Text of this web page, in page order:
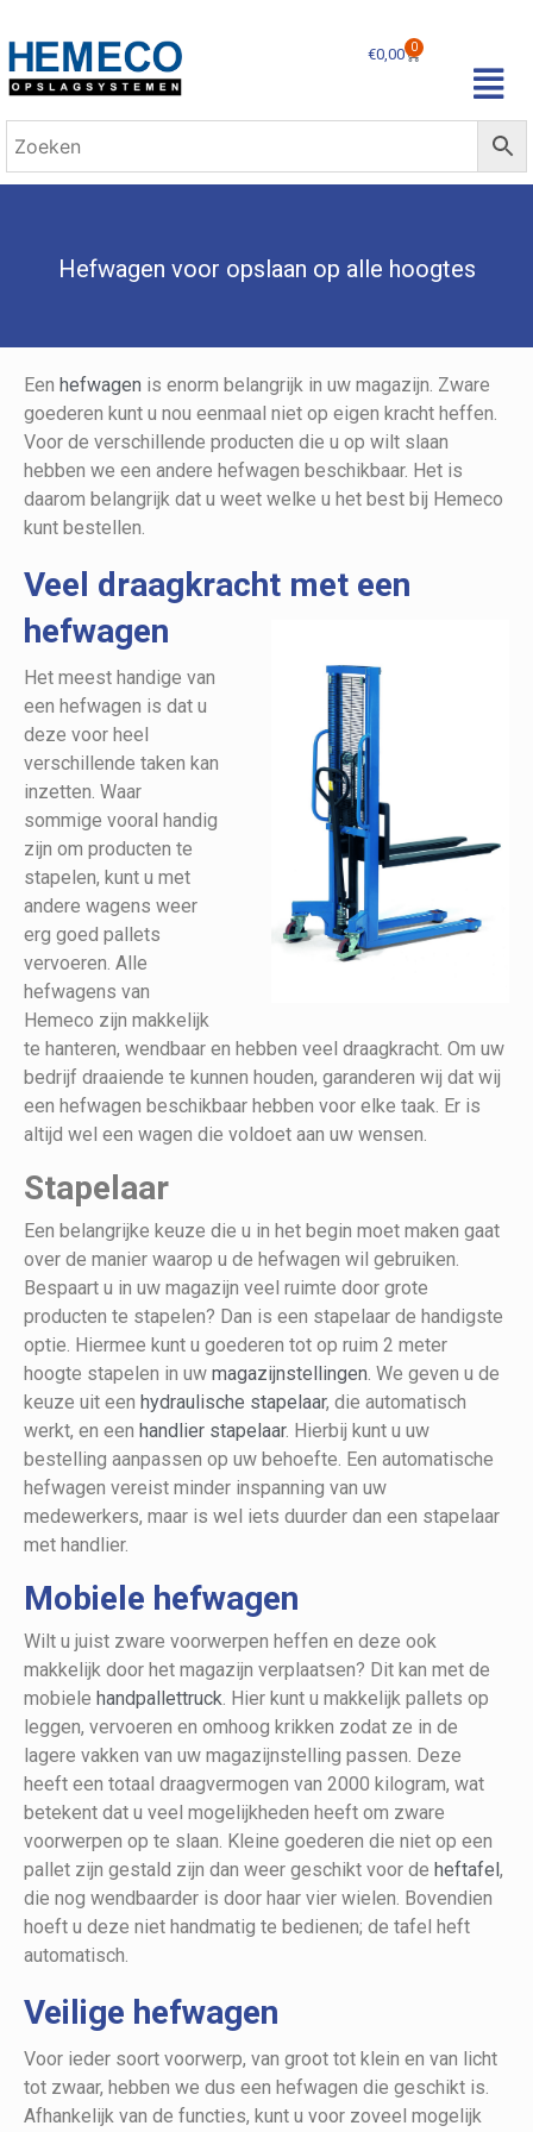
€0,00 0
Hefwagen voor opslaan op alle hoogtes
Een hefwagen is enorm belangrijk in uw magazijn. Zware
goederen kunt u nou eenmaal niet op eigen kracht heffen.
Voor de verschillende producten die u op wilt slaan
hebben we een andere hefwagen beschikbaar. Het is
daarom belangrijk dat u weet welke u het best bij Hemeco
kunt bestellen.
Veel draagkracht met een
hefwagen
Het meest handige van
een hefwagen is dat u
deze voor heel
verschillende taken kan
inzetten. Waar
sommige vooral handig
zijn om producten te
stapelen, kunt u met
andere wagens weer
erg goed pallets
vervoeren. Alle
hefwagens van
Hemeco zijn makkelijk
te hanteren, wendbaar en hebben veel draagkracht. Om uw
bedrijf draaiende te kunnen houden, garanderen wij dat wij
een hefwagen beschikbaar hebben voor elke taak. Er is
altijd wel een wagen die voldoet aan uw wensen.
Stapelaar
Een belangrijke keuze die u in het begin moet maken gaat
over de manier waarop u de hefwagen wil gebruiken.
Bespaart u in uw magazijn veel ruimte door grote
producten te stapelen? Dan is een stapelaar de handigste
optie. Hiermee kunt u goederen tot op ruim 2 meter
hoogte stapelen in uw magazijnstellingen. We geven u de
keuze uit een hydraulische stapelaar, die automatisch
werkt, en een handlier stapelaar. Hierbij kunt u uw
bestelling aanpassen op uw behoefte. Een automatische
hefwagen vereist minder inspanning van uw
medewerkers, maar is wel iets duurder dan een stapelaar
met handlier.
Mobiele hefwagen
Wilt u juist zware voorwerpen heffen en deze ook
makkelijk door het magazijn verplaatsen? Dit kan met de
mobiele handpallettruck. Hier kunt u makkelijk pallets op
leggen, vervoeren en omhoog krikken zodat ze in de
lagere vakken van uw magazijnstelling passen. Deze
heeft een totaal draagvermogen van 2000 kilogram, wat
betekent dat u veel mogelijkheden heeft om zware
voorwerpen op te slaan. Kleine goederen die niet op een
pallet zijn gestald zijn dan weer geschikt voor de heftafel ,
die nog wendbaarder is door haar vier wielen. Bovendien
hoeft u deze niet handmatig te bedienen; de tafel heft
automatisch.
Veilige hefwagen
Voor ieder soort voorwerp, van groot tot klein en van licht
tot zwaar, hebben we dus een hefwagen die geschikt is.
Afhankelijk van de functies, kunt u voor zoveel mogelijk